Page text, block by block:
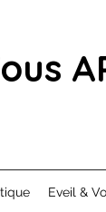
Eveil &